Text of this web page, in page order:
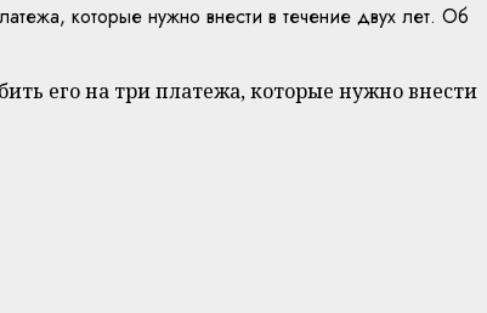
которые нужно внести в течение двух лет. Об
его на три платежа, которые нужно внести